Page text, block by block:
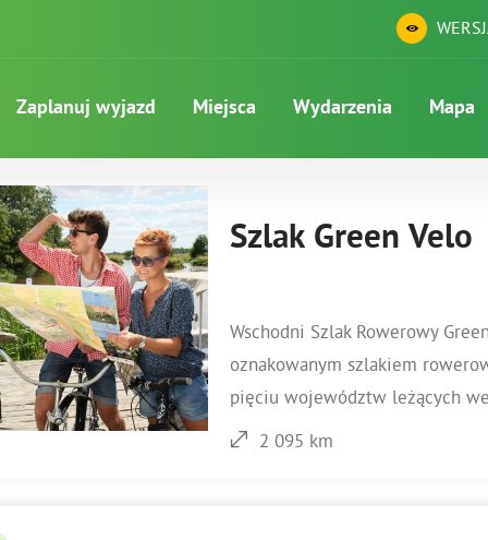
Zaplanuj wyjazd Miejsca Wydarzenia Mapa
Szlak Green Velo
Wschodni Szlak Rowerowy
oznakowanym szlakiem
pięciu województw leżących
2 095 km